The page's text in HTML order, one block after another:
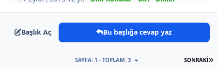
Başlık Aç Bu başlığa cevap yaz
SONRAKI
SAYFA: 1 - TOPLAM: 3